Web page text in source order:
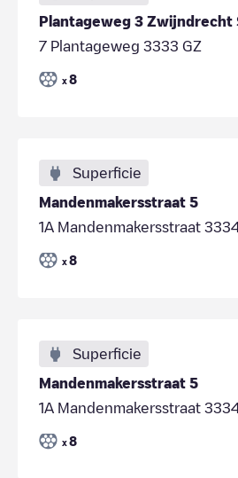
7 Plantageweg 3333 GZ
x 8
Superficie
Mandenmakersstraat 5
1A Mandenmakersstraat
x 8
Superficie
Mandenmakersstraat 5
1A Mandenmakersstraat
x 8